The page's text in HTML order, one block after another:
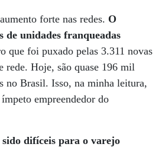
forte nas redes. O
de unidades franqueadas
que foi puxado pelas 3.311 novas
rede. Hoje, são quase 196 mil
no Brasil. Isso, na minha leitura,
empreendedor do
difíceis para o varejo